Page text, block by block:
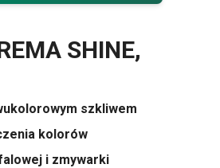
SHINE,
szkliwem
kolorów
i zmywarki